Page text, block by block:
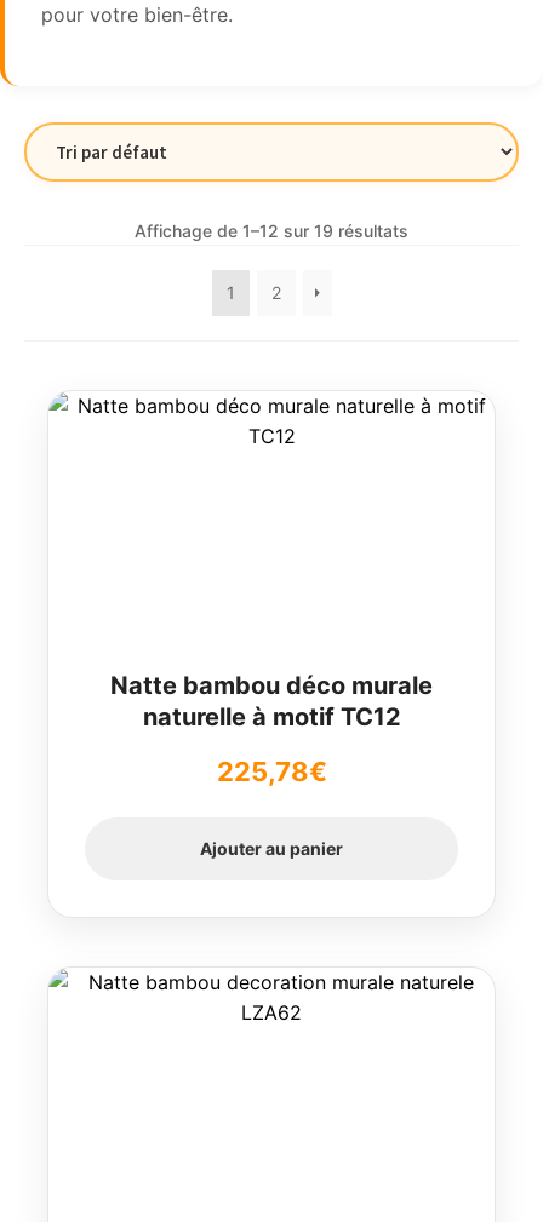
pour votre bien-être.
Affichage de 1–12 sur 19 résultats
1 2
Natte bambou déco murale
naturelle à motif TC12
225,78€
Ajouter au panier